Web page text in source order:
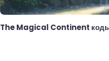
The Magical Continent